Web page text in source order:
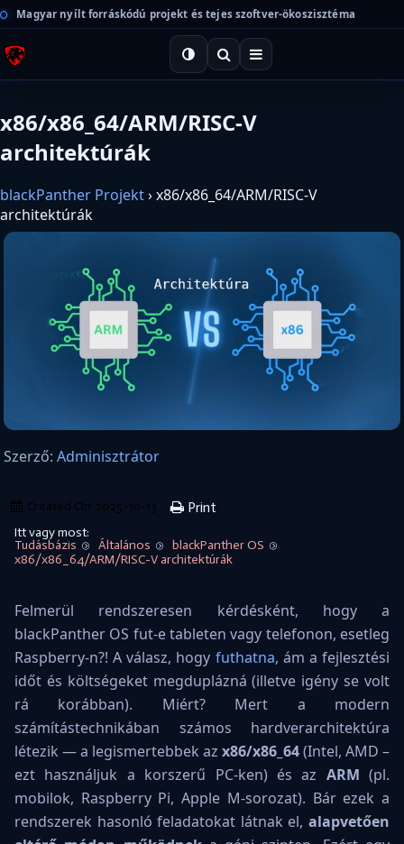
Magyar nyílt forráskódú projekt és tejes szoftver-ökoszisztéma
x86/x86_64/ARM/RISC-V
architektúrák
blackPanther Projekt›x86/x86_64/ARM/RISC-V
architektúrák
Szerző: Adminisztrátor
Created On 2025-10-13 Print
Itt vagy most:
Tudásbázis
Általános
blackPanther OS
x86/x86_64/ARM/RISC-V architektúrák
Felmerül rendszeresen kérdésként, hogy a
blackPanther OS fut-e tableten vagy telefonon, esetleg
Raspberry-n?! A válasz, hogy futhatna, ám a fejlesztési
időt és költségeket megduplázná (illetve igény se volt
rá korábban). Miért? Mert a modern
számítástechnikában számos hardverarchitektúra
létezik — a legismertebbek az x86/x86_64(Intel, AMD –
ezt használjuk a korszerű PC-ken) és az ARM (pl.
mobilok, Raspberry Pi, Apple M-sorozat). Bár ezek a
rendszerek hasonló feladatokat látnak el, alapvetően